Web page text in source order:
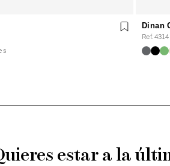
Dinan
Ref. 4314
estar a la